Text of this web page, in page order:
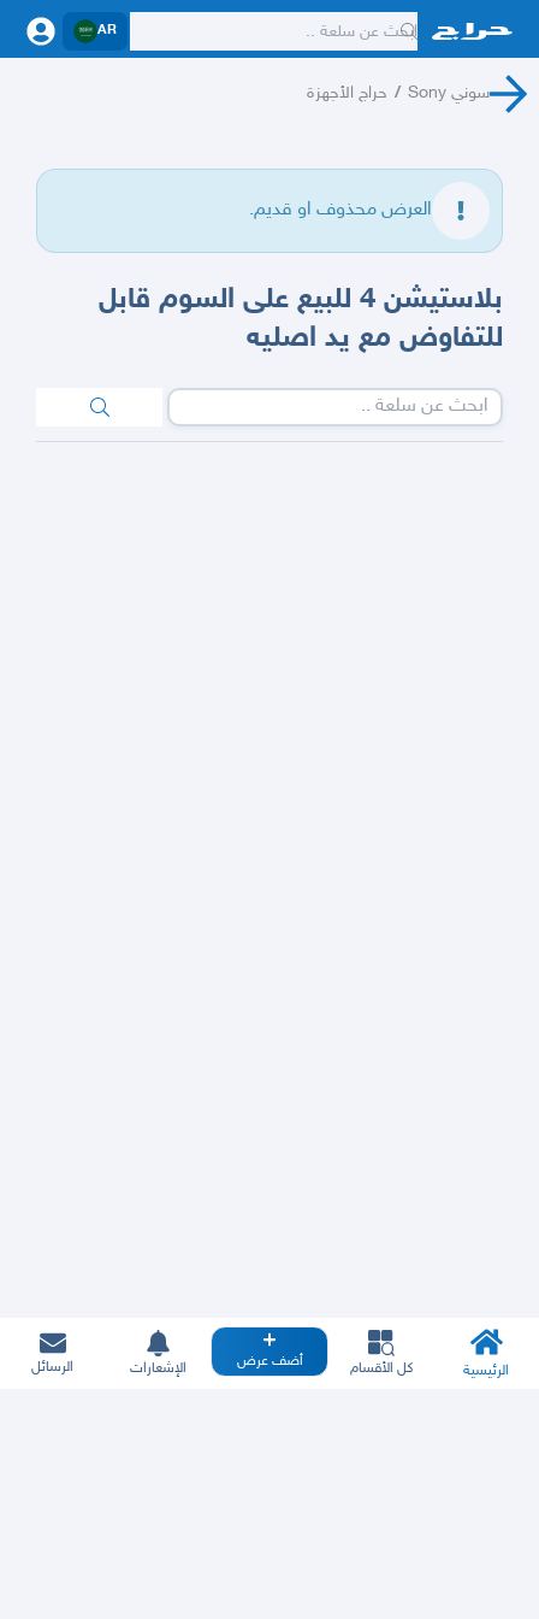
AR
سوني Sony / حراج الأجهزة
العرض محذوف او قديم.
بلاستيشن 4 للبيع على السوم قابل
للتفاوض مع يد اصليه
الرئيسية كل الأقسام أضف عرض الإشعارات الرسائل